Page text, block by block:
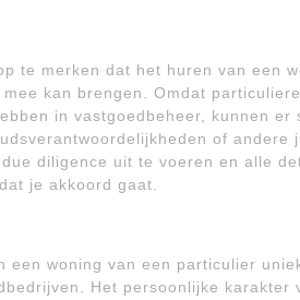
te merken dat het huren van een
kan brengen. Omdat
in vastgoedbeheer, kunnen er
of andere
diligence uit te voeren en alle
je akkoord gaat.
een woning van een particulier
Het persoonlijke